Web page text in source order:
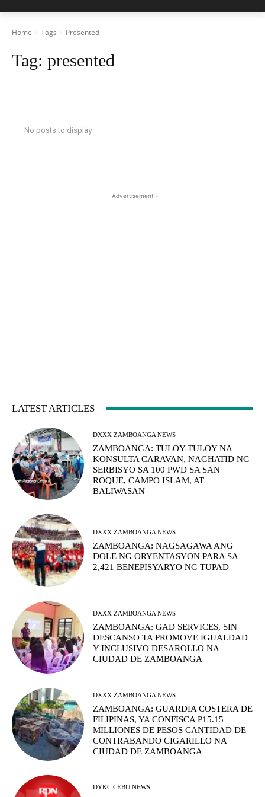
Home Tags Presented
Tag: presented
No posts to display
- Advertisement -
LATEST ARTICLES
DXXX ZAMBOANGA NEWS
ZAMBOANGA: TULOY-TULOY NA
KONSULTA CARAVAN, NAGHATID NG
SERBISYO SA 100 PWD SA SAN
ROQUE, CAMPO ISLAM, AT
BALIWASAN
DXXX ZAMBOANGA NEWS
ZAMBOANGA: NAGSAGAWA ANG
DOLE NG ORYENTASYON PARA SA
2,421 BENEPISYARYO NG TUPAD
DXXX ZAMBOANGA NEWS
ZAMBOANGA: GAD SERVICES, SIN
DESCANSO TA PROMOVE IGUALDAD
Y INCLUSIVO DESAROLLO NA
CIUDAD DE ZAMBOANGA
DXXX ZAMBOANGA NEWS
ZAMBOANGA: GUARDIA COSTERA DE
FILIPINAS, YA CONFISCA P15.15
MILLIONES DE PESOS CANTIDAD DE
CONTRABANDO CIGARILLO NA
CIUDAD DE ZAMBOANGA
DYKC CEBU NEWS